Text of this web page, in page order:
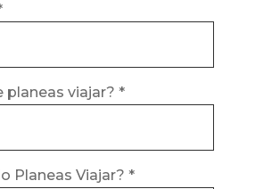
planeas viajar? *
Planeas Viajar? *